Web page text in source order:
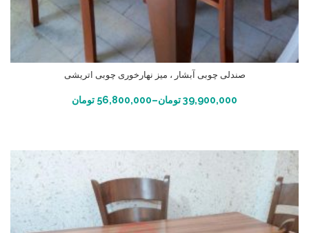
صندلی چوبی آبشار ، میز نهارخوری چوبی اتریشی
39,900,000تومان–
56,800,000 تومان انتخاب گزینه ها